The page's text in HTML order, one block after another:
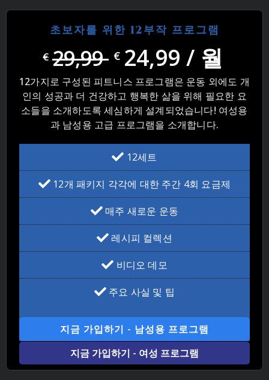
초보자를 위한 12부작 프로그램
€ 29,99 € 24,99 / 월
12가지로 구성된 피트니스 프로그램은 운동 외에도 개
인의 성공과 더 건강하고 행복한 삶을 위해 필요한 요
소들을 소개하도록 세심하게 설계되었습니다! 여성용
과 남성용 고급 프로그램을 소개합니다.
12세트
12개 패키지 각각에 대한 주간 4회 요금제
매주 새로운 운동
레시피 컬렉션
비디오 데모
주요 사실 및 팁
지금 가입하기 - 남성용 프로그램
지금 가입하기 - 여성 프로그램